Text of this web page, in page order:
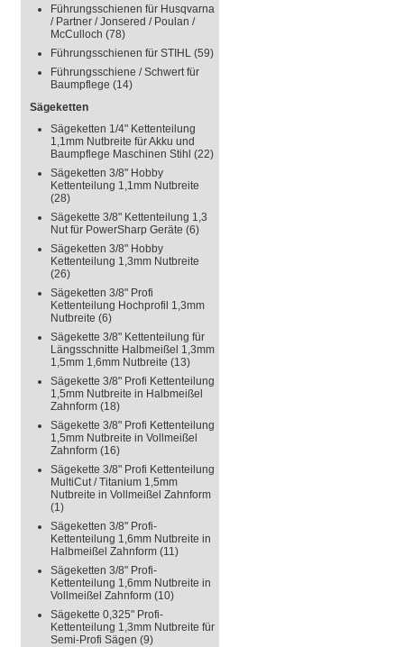
Führungsschienen für Husqvarna
/ Partner / Jonsered / Poulan /
McCulloch (78)
Führungsschienen für STIHL (59)
Führungsschiene / Schwert für
Baumpflege (14)
Sägeketten
Sägeketten 1/4" Kettenteilung
1,1mm Nutbreite für Akku und
Baumpflege Maschinen Stihl (22)
Sägeketten 3/8" Hobby
Kettenteilung 1,1mm Nutbreite
(28)
Sägekette 3/8" Kettenteilung 1,3
Nut für PowerSharp Geräte (6)
Sägeketten 3/8" Hobby
Kettenteilung 1,3mm Nutbreite
(26)
Sägeketten 3/8" Profi
Kettenteilung Hochprofil 1,3mm
Nutbreite (6)
Sägekette 3/8" Kettenteilung für
Längsschnitte Halbmeißel 1,3mm
1,5mm 1,6mm Nutbreite (13)
Sägekette 3/8" Profi Kettenteilung
1,5mm Nutbreite in Halbmeißel
Zahnform (18)
Sägekette 3/8" Profi Kettenteilung
1,5mm Nutbreite in Vollmeißel
Zahnform (16)
Sägekette 3/8" Profi Kettenteilung
MultiCut / Titanium 1,5mm
Nutbreite in Vollmeißel Zahnform
(1)
Sägeketten 3/8" Profi-
Kettenteilung 1,6mm Nutbreite in
Halbmeißel Zahnform (11)
Sägeketten 3/8" Profi-
Kettenteilung 1,6mm Nutbreite in
Vollmeißel Zahnform (10)
Sägekette 0,325" Profi-
Kettenteilung 1,3mm Nutbreite für
Semi-Profi Sägen (9)